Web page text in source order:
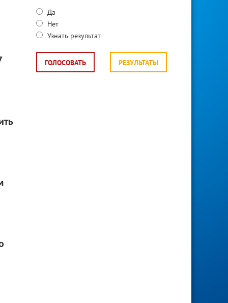
Да
Нет
Узнать результат
ГОЛОСОВАТЬ РЕЗУЛЬТАТЫ